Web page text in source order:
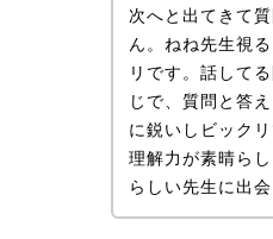
次へと出てきて
ん。ねね先生視
リです。話して
じで、質問と答
に鋭いしビック
理解力が素晴ら
らしい先生に出会